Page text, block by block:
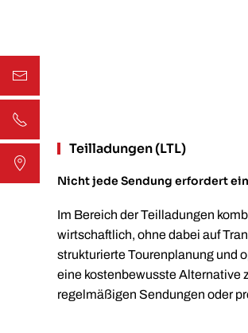
Teilladungen (LTL)
Nicht jede Sendung erfordert
Im Bereich der Teilladungen
wirtschaftlich, ohne dabei auf
strukturierte Tourenplanung und
eine kostenbewusste Alternative
regelmäßigen Sendungen oder